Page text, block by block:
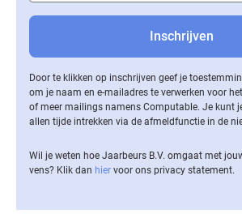
Door te klikken op inschrijven geef je
om je naam en e-mailadres te verwerken voor
of meer mailings namens Computable. Je kunt
allen tijde intrekken via de af­meld­func­tie in de
Wil je weten hoe Jaarbeurs B.V. omgaat met
vens? Klik dan hier voor ons privacy statement.